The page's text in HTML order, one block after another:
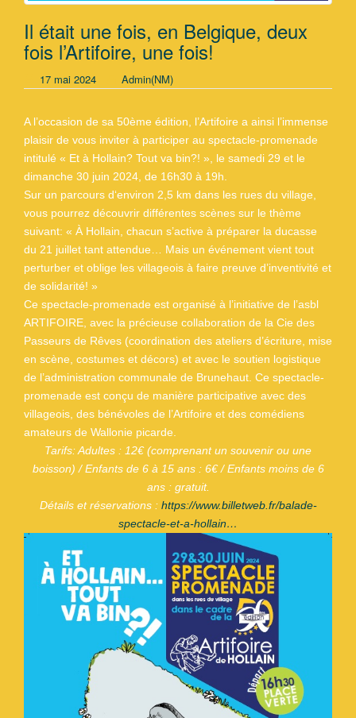
Il était une fois, en Belgique, deux
fois l’Artifoire, une fois!
17 mai 2024 Admin(NM)
A l’occasion de sa 50ème édition, l’Artifoire a ainsi l’immense
plaisir de vous inviter à participer au spectacle-promenade
intitulé « Et à Hollain? Tout va bin?! », le samedi 29 et le
dimanche 30 juin 2024, de 16h30 à 19h.
Sur un parcours d‘environ 2,5 km dans les rues du village,
vous pourrez découvrir différentes scènes sur le thème
suivant: « À Hollain, chacun s’active à préparer la ducasse
du 21 juillet tant attendue… Mais un événement vient tout
perturber et oblige les villageois à faire preuve d’inventivité et
de solidarité! »
Ce spectacle-promenade est organisé à l’initiative de l’asbl
ARTIFOIRE, avec la précieuse collaboration de la Cie des
Passeurs de Rêves (coordination des ateliers d’écriture, mise
en scène, costumes et décors) et avec le soutien logistique
de l’administration communale de Brunehaut. Ce spectacle-
promenade est conçu de manière participative avec des
villageois, des bénévoles de l’Artifoire et des comédiens
amateurs de Wallonie picarde.
Tarifs: Adultes : 12€ (comprenant un souvenir ou une
boisson) / Enfants de 6 à 15 ans : 6€ / Enfants moins de 6
ans : gratuit.
Détails et réservations : https://www.billetweb.fr/balade-
spectacle-et-a-hollain…